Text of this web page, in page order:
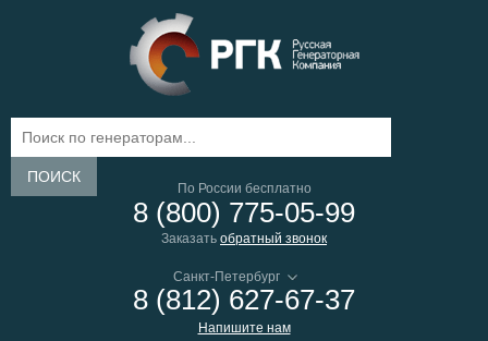
ПОИСК
По России бесплатно
8 (800) 775-05-99
Заказать обратный звонок
8 (812) 627-67-37
Напишите нам